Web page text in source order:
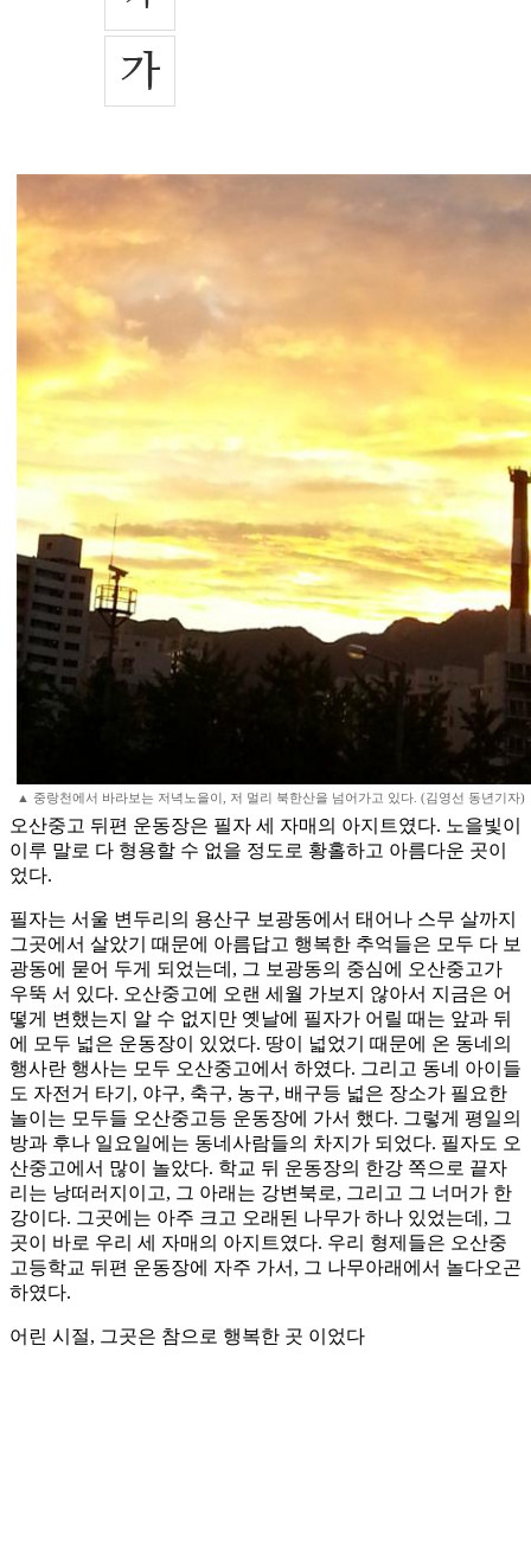
▲ 중랑천에서 바라보는 저녁노을이, 저 멀리 북한산을 넘어가고 있다. (김영선 동년기자)
오산중고 뒤편 운동장은 필자 세 자매의 아지트였다. 노을빛이
이루 말로 다 형용할 수 없을 정도로 황홀하고 아름다운 곳이
었다.
필자는 서울 변두리의 용산구 보광동에서 태어나 스무 살까지
그곳에서 살았기 때문에 아름답고 행복한 추억들은 모두 다 보
광동에 묻어 두게 되었는데, 그 보광동의 중심에 오산중고가
우뚝 서 있다. 오산중고에 오랜 세월 가보지 않아서 지금은 어
떻게 변했는지 알 수 없지만 옛날에 필자가 어릴 때는 앞과 뒤
에 모두 넓은 운동장이 있었다. 땅이 넓었기 때문에 온 동네의
행사란 행사는 모두 오산중고에서 하였다. 그리고 동네 아이들
도 자전거 타기, 야구, 축구, 농구, 배구등 넓은 장소가 필요한
놀이는 모두들 오산중고등 운동장에 가서 했다. 그렇게 평일의
방과 후나 일요일에는 동네사람들의 차지가 되었다. 필자도 오
산중고에서 많이 놀았다. 학교 뒤 운동장의 한강 쪽으로 끝자
리는 낭떠러지이고, 그 아래는 강변북로, 그리고 그 너머가 한
강이다. 그곳에는 아주 크고 오래된 나무가 하나 있었는데, 그
곳이 바로 우리 세 자매의 아지트였다. 우리 형제들은 오산중
고등학교 뒤편 운동장에 자주 가서, 그 나무아래에서 놀다오곤
하였다.
어린 시절, 그곳은 참으로 행복한 곳 이었다